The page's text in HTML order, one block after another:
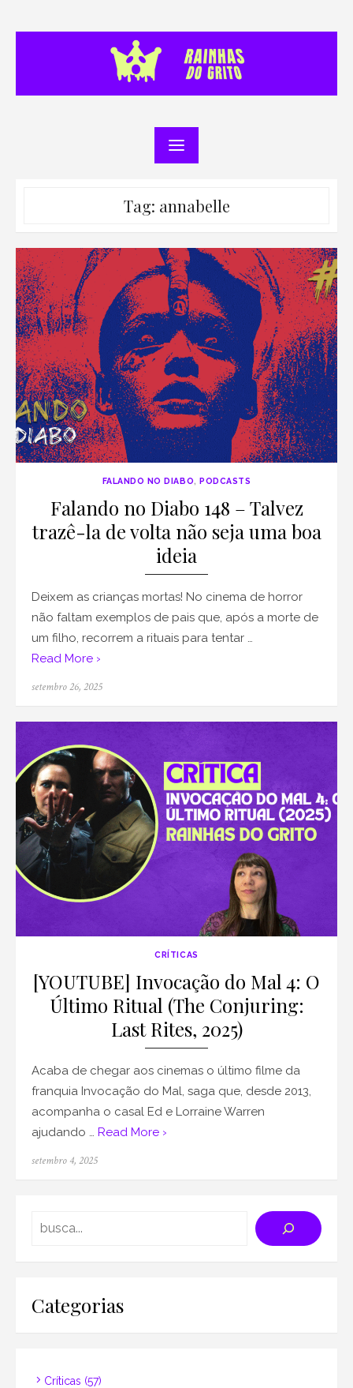
Tag: annabelle
FALANDO NO DIABO,PODCASTS
Falando no Diabo 148 – Talvez
trazê-la de volta não seja uma boa
ideia
Deixem as crianças mortas! No cinema de horror
não faltam exemplos de pais que, após a morte de
um filho, recorrem a rituais para tentar …
Read More ›
Posted
setembro 26, 2025
CRÍTICAS
[YOUTUBE] Invocação do Mal 4: O
Último Ritual (The Conjuring:
Last Rites, 2025)
Acaba de chegar aos cinemas o último filme da
franquia Invocação do Mal, saga que, desde 2013,
acompanha o casal Ed e Lorraine Warren
ajudando … Read More ›
Posted
setembro 4, 2025
Categorias
Críticas (57)